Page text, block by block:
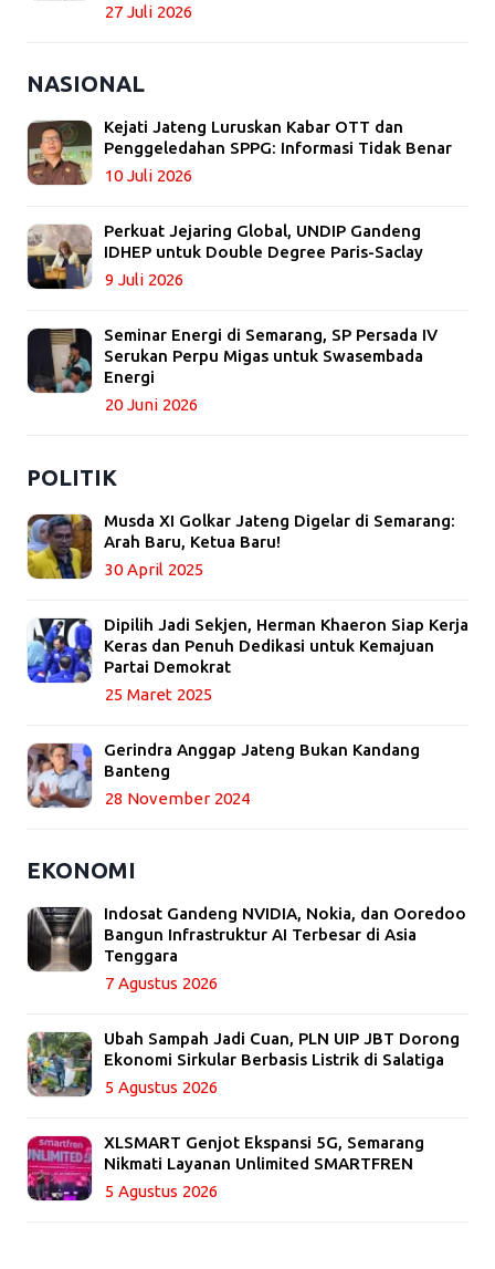
27 Juli 2026
NASIONAL
Kejati Jateng Luruskan Kabar OTT dan
Penggeledahan SPPG: Informasi Tidak Benar
10 Juli 2026
Perkuat Jejaring Global, UNDIP Gandeng
IDHEP untuk Double Degree Paris-Saclay
9 Juli 2026
Seminar Energi di Semarang, SP Persada IV
Serukan Perpu Migas untuk Swasembada
Energi
20 Juni 2026
POLITIK
Musda XI Golkar Jateng Digelar di Semarang:
Arah Baru, Ketua Baru!
30 April 2025
Dipilih Jadi Sekjen, Herman Khaeron Siap Kerja
Keras dan Penuh Dedikasi untuk Kemajuan
Partai Demokrat
25 Maret 2025
Gerindra Anggap Jateng Bukan Kandang
Banteng
28 November 2024
EKONOMI
Indosat Gandeng NVIDIA, Nokia, dan Ooredoo
Bangun Infrastruktur AI Terbesar di Asia
Tenggara
7 Agustus 2026
Ubah Sampah Jadi Cuan, PLN UIP JBT Dorong
Ekonomi Sirkular Berbasis Listrik di Salatiga
5 Agustus 2026
XLSMART Genjot Ekspansi 5G, Semarang
Nikmati Layanan Unlimited SMARTFREN
5 Agustus 2026